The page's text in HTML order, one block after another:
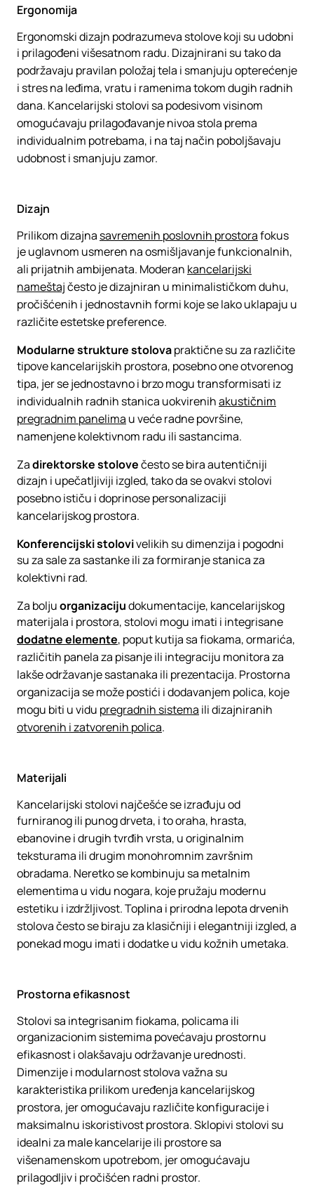
Ergonomija
Ergonomski dizajn podrazumeva stolove koji su udobni
i prilagođeni višesatnom radu. Dizajnirani su tako da
podržavaju pravilan položaj tela i smanjuju opterećenje
i stres na leđima, vratu i ramenima tokom dugih radnih
dana. Kancelarijski stolovi sa podesivom visinom
omogućavaju prilagođavanje nivoa stola prema
individualnim potrebama, i na taj način poboljšavaju
udobnost i smanjuju zamor.
Dizajn
Prilikom dizajna savremenih poslovnih prostorafokus
je uglavnom usmeren na osmišljavanje funkcionalnih,
ali prijatnih ambijenata. Moderan kancelarijski
nameštajčesto je dizajniran u minimalističkom duhu,
pročišćenih i jednostavnih formi koje se lako uklapaju u
različite estetske preference.
Modularne strukture stolovapraktične su za različite
tipove kancelarijskih prostora, posebno one otvorenog
tipa, jer se jednostavno i brzo mogu transformisati iz
individualnih radnih stanica uokvirenihakustičnim
pregradnim panelima u veće radne površine,
namenjene kolektivnom radu ili sastancima.
Zadirektorske stolovečesto se bira autentičniji
dizajn i upečatljiviji izgled, tako da se ovakvi stolovi
posebno ističu i doprinose personalizaciji
kancelarijskog prostora.
Konferencijski stolovivelikih su dimenzija i pogodni
su za sale za sastanke ili za formiranje stanica za
kolektivni rad.
Za boljuorganizacijudokumentacije, kancelarijskog
materijala i prostora, stolovi mogu imati i integrisane
dodatne elemente, poput kutija sa fiokama, ormarića,
različitih panela za pisanje ili integraciju monitora za
lakše održavanje sastanaka ili prezentacija. Prostorna
organizacija se može postići i dodavanjem polica, koje
mogu biti u vidu pregradnih sistema ili dizajniranih
otvorenih i zatvorenih polica.
Materijali
Kancelarijski stolovi najčešće se izrađuju od
furniranog ili punog drveta, i to oraha, hrasta,
ebanovine i drugih tvrđih vrsta, u originalnim
teksturama ili drugim monohromnim završnim
obradama. Neretko se kombinuju sa metalnim
elementima u vidu nogara, koje pružaju modernu
estetiku i izdržljivost. Toplina i prirodna lepota drvenih
stolova često se biraju za klasičniji i elegantniji izgled, a
ponekad mogu imati i dodatke u vidu kožnih umetaka.
Prostorna efikasnost
Stolovi sa integrisanim fiokama, policama ili
organizacionim sistemima povećavaju prostornu
efikasnost i olakšavaju održavanje urednosti.
Dimenzije i modularnost stolova važna su
karakteristika prilikom uređenja kancelarijskog
prostora, jer omogućavaju različite konfiguracije i
maksimalnu iskoristivost prostora. Sklopivi stolovi su
idealni za male kancelarije ili prostore sa
višenamenskom upotrebom, jer omogućavaju
prilagodljiv i pročišćen radni prostor.